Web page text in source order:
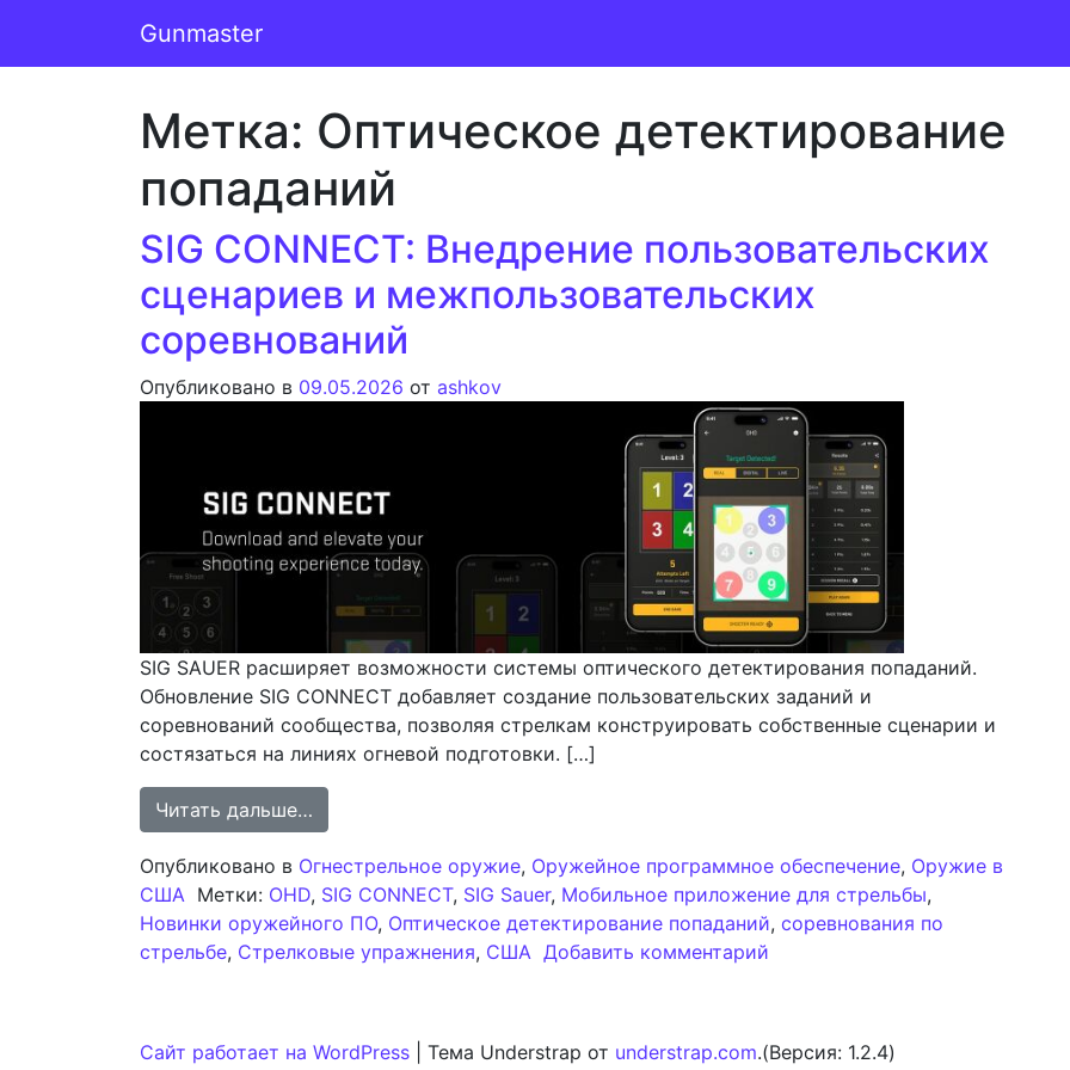
Основная навигация
Gunmaster
Метка: Оптическое детектирование
попаданий
SIG CONNECT: Внедрение пользовательских
сценариев и межпользовательских
соревнований
Опубликовано в 09.05.2026 от ashkov
SIG SAUER расширяет возможности системы оптического детектирования попаданий.
Обновление SIG CONNECT добавляет создание пользовательских заданий и
соревнований сообщества, позволяя стрелкам конструировать собственные сценарии и
состязаться на линиях огневой подготовки. […]
Читать дальше…
Опубликовано в Огнестрельное оружие, Оружейное программное обеспечение, Оружие в
США Метки: OHD, SIG CONNECT, SIG Sauer, Мобильное приложение для стрельбы,
Новинки оружейного ПО, Оптическое детектирование попаданий, соревнования по
стрельбе, Стрелковые упражнения, США Добавить комментарий
Сайт работает на WordPress Тема Understrap от understrap.com.(Версия: 1.2.4)